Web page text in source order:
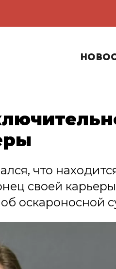
что
своей
оскароносной